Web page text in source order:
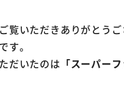
覧いただきありがとうご
す。
だいたのは 「スーパー